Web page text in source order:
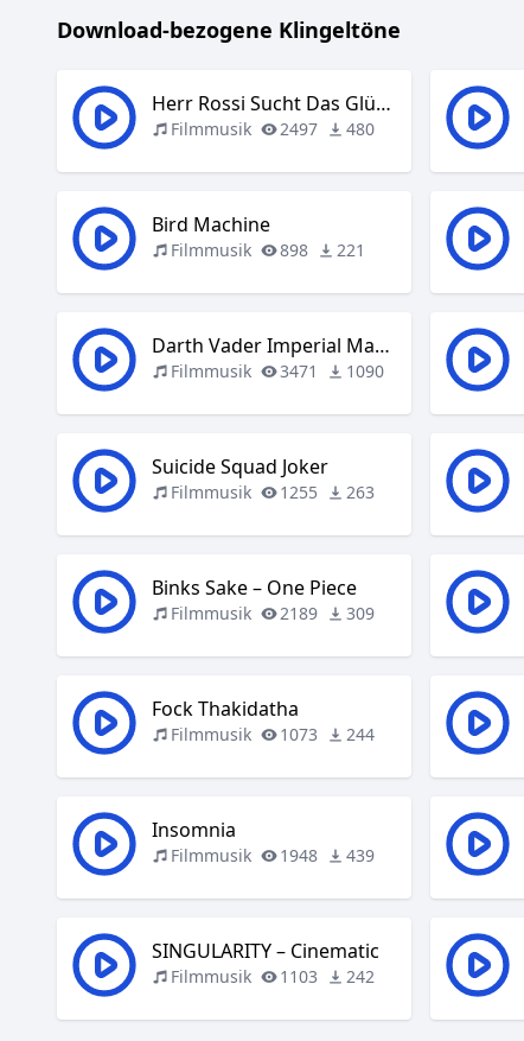
Download-bezogene Klingeltöne
Herr Rossi Sucht Das Glück
Filmmusik 2497 480
Bird Machine
Filmmusik 898 221
Darth Vader Imperial March
Filmmusik 3471 1090
Suicide Squad Joker
Filmmusik 1255 263
Binks Sake – One Piece
Filmmusik 2189 309
Fock Thakidatha
Filmmusik 1073 244
Insomnia
Filmmusik 1948 439
SINGULARITY – Cinematic
Filmmusik 1103 242